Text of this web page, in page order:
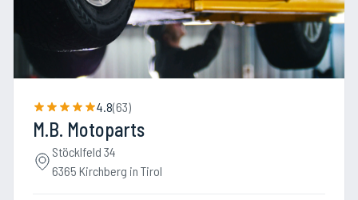
4.8(63)
M.B. Motoparts
Stöcklfeld 34
6365 Kirchberg in Tirol